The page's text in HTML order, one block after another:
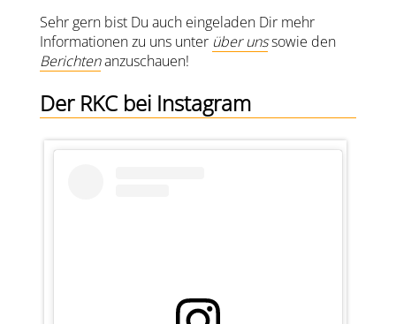
Sehr gern bist Du auch eingeladen Dir mehr
Informationen zu uns unter über unssowie den
Berichtenanzuschauen!
Der RKC bei Instagram